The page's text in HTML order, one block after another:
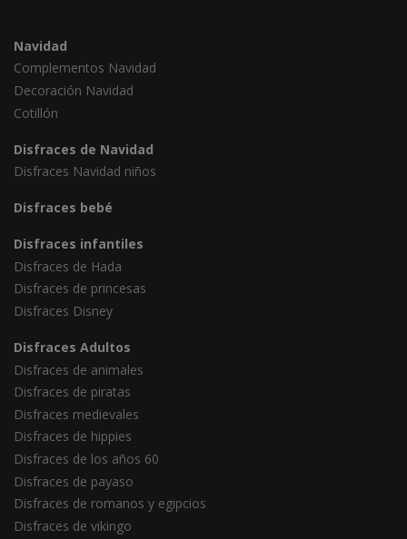
Navidad
Complementos Navidad
Decoración Navidad
Cotillón
Disfraces de Navidad
Disfraces Navidad niños
Disfraces bebé
Disfraces infantiles
Disfraces de Hada
Disfraces de princesas
Disfraces Disney
Disfraces Adultos
Disfraces de animales
Disfraces de piratas
Disfraces medievales
Disfraces de hippies
Disfraces de los años 60
Disfraces de payaso
Disfraces de romanos y egipcios
Disfraces de vikingo